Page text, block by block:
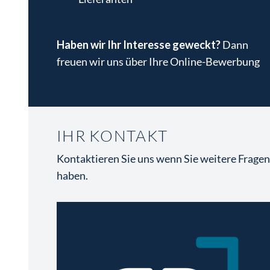
Haben wir Ihr Interesse geweckt?Dann
freuen wir uns über Ihre Online-Bewerbung
IHR KONTAKT
Kontaktieren Sie uns wenn Sie weitere Fragen
haben.